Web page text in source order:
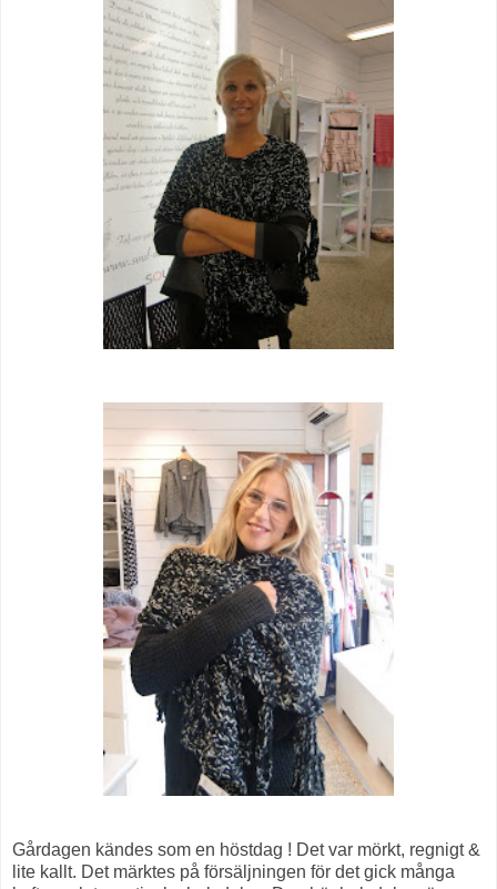
Gårdagen kändes som en höstdag ! Det var mörkt, regnigt &
lite kallt. Det märktes på försäljningen för det gick många